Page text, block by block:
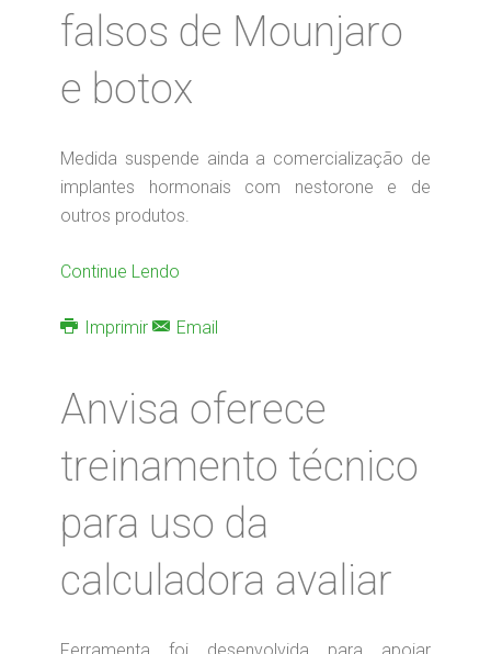
falsos de Mounjaro
e botox
Medida suspende ainda a comercialização de
implantes hormonais com nestorone e de
outros produtos.
Continue Lendo
Imprimir Email
Anvisa oferece
treinamento técnico
para uso da
calculadora avaliar